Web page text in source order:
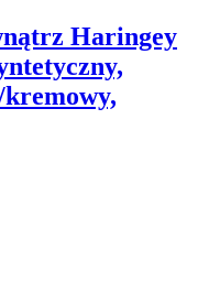
Haringey
kremowy,